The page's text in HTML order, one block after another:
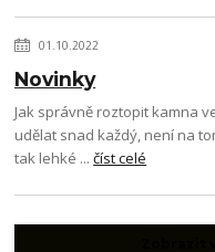
01.10.2022
Novinky
Jak správně roztopit kamna
udělat snad každý, není na
tak lehké ...číst celé